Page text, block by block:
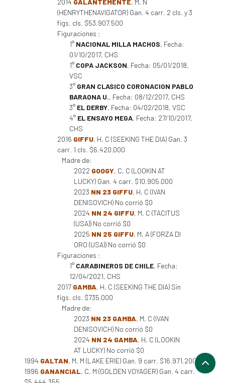
2014 GALANTEMENTE, M, N
(HENRYTHENAVIGATOR) Gan. 4 carr. 2 cls. y 3
figs. cls. $53.907.500
Figuraciones :
1° NACIONAL MILLA MACHOS, Fecha:
01/10/2017, CHS
1° COPA JACKSON, Fecha: 05/01/2018,
VSC
3° GRAN CLASICO CORONACION PABLO
BARAONA U., Fecha: 08/12/2017, CHS
3° EL DERBY, Fecha: 04/02/2018, VSC
4° EL ENSAYO MEGA, Fecha: 27/10/2017,
CHS
2016 GIFFU, H, C (SEEKING THE DIA) Gan. 3
carr. 1 cls. $6.420.000
Madre de:
2022 GOOGY, C, C (LOOKIN AT
LUCKY) Gan. 4 carr. $10.905.000
2023 NN 23 GIFFU, H, C (IVAN
DENISOVICH) No corrió $0
2024 NN 24 GIFFU, M, C (TACITUS
(USA)) No corrió $0
2025 NN 25 GIFFU, M, A (FORZA DI
ORO (USA)) No corrió $0
Figuraciones :
1° CARABINEROS DE CHILE, Fecha:
12/04/2021, CHS
2017 GAMBA, H, C (SEEKING THE DIA) Sin
figs. cls. $735.000
Madre de:
2023 NN 23 GAMBA, M, C (IVAN
DENISOVICH) No corrió $0
2024 NN 24 GAMBA, H, C (LOOKIN
AT LUCKY) No corrió $0
1994 GALTAN, M, M (LAKE ERIE) Gan. 9 carr. $16.971.200
1996 GANANCIAL, C, M (GOLDEN VOYAGER) Gan. 4 carr.